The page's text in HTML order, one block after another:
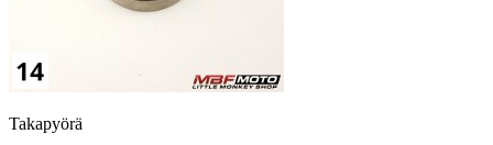
Takapyörä